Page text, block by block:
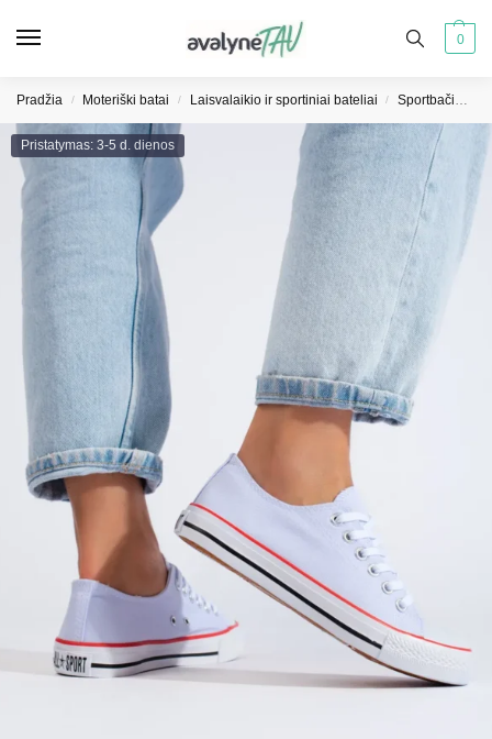
0
Pradžia / Moteriški batai / Laisvalaikio ir sportiniai bateliai / Sportbačiai moterims
Pristatymas: 3-5 d. dienos